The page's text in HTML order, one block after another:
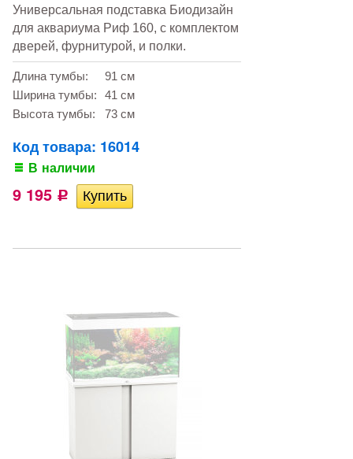
Универсальная подставка Биодизайн
для аквариума Риф 160, с комплектом
дверей, фурнитурой, и полки.
Длина тумбы:
91 см
Ширина тумбы:
41 см
Высота тумбы:
73 см
Код товара: 16014
В наличии
9 195 Р